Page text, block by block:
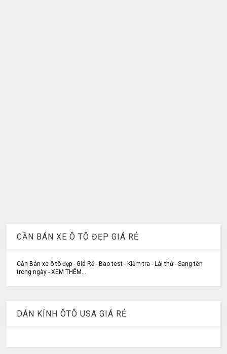
CẦN BÁN XE Ô TÔ ĐẸP GIÁ RẺ
Cần Bán xe ô tô đẹp - Giá Rẻ - Bao test - Kiểm tra - Lái thử - Sang tên
trong ngày - XEM THÊM...
DÁN KÍNH ÔTÔ USA GIÁ RẺ